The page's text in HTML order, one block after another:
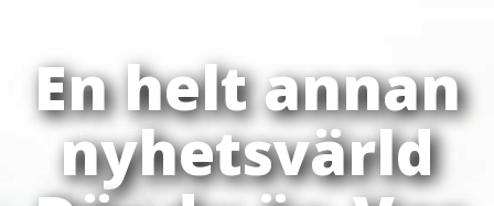
En helt annan
nyhetsvärld